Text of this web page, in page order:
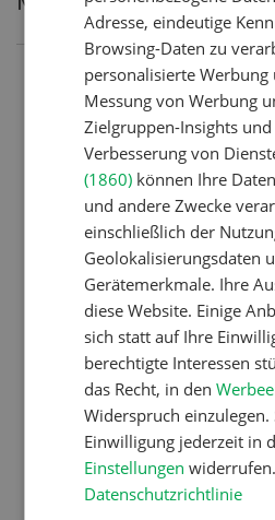
Nutztiere
Schweizer
von A-Z
Betriebsführung
Ressourcen:
gegen die
Betriebsführung
Zahlen
Krise
Adresse, eindeutige
Browsing-Daten zu
personalisierte Werbung
Messung von Werbung
Zielgruppen-Insights
Verbesserung von
(1860) können Ihre
und andere Zwecke
einschließlich der
Geolokalisierungsdaten
Gerätemerkmale. Ihre
diese Website. Einige
sich statt auf Ihre
berechtigte Interessen
das Recht, in den
Widerspruch
Einwilligung jederzeit in
Einstellungen widerrufen.
Datenschutzrichtlinie